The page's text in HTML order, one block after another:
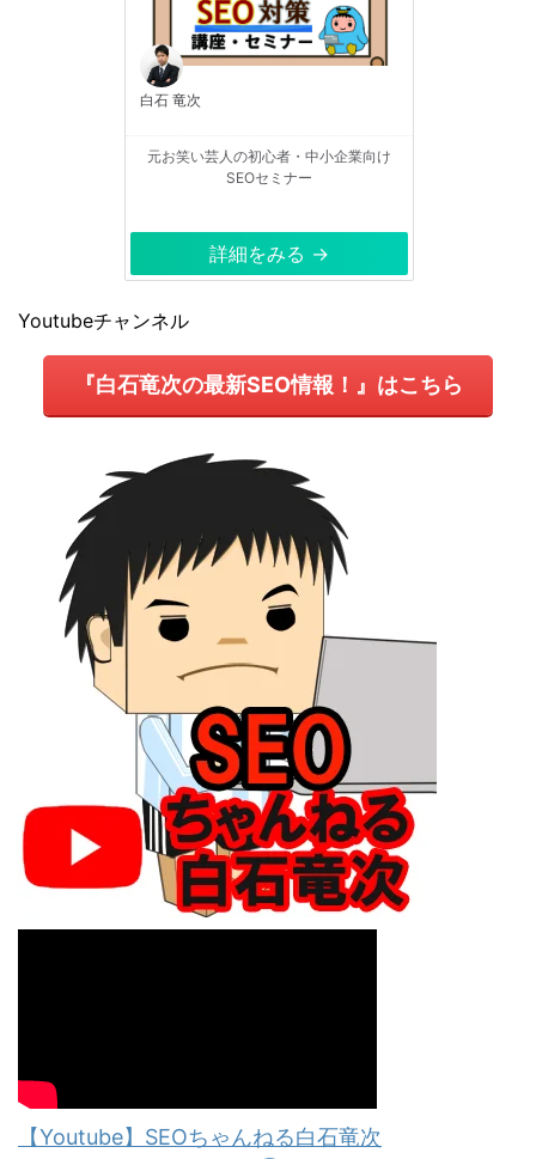
白石 竜次
元お笑い芸人の初心者・中小企業向け
SEOセミナー
詳細をみる →
Youtubeチャンネル
『白石竜次の最新SEO情報！』はこちら
【Youtube】SEOちゃんねる白石竜次